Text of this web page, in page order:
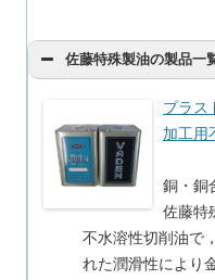
佐藤特殊製油の製品一
プラス
加工用
銅・銅
佐藤特
不水溶性切削油で
れた潤滑性により